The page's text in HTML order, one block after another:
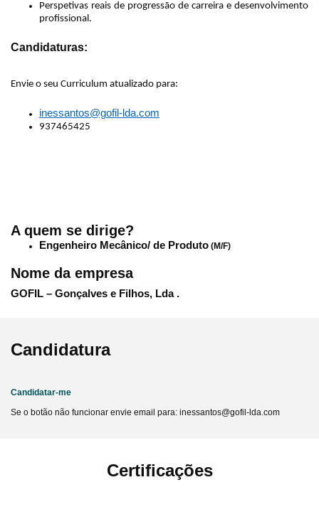
Perspetivas reais de progressão de carreira e desenvolvimento
profissional.
Candidaturas:
Envie o seu Curriculum atualizado para:
inessantos@gofil-lda.com
937465425
A quem se dirige?
Engenheiro Mecânico/ de Produto (M/F)
Nome da empresa
GOFIL – Gonçalves e Filhos, Lda .
Candidatura
Candidatar-me
Se o botão não funcionar envie email para: inessantos@gofil-lda.com
Certificações